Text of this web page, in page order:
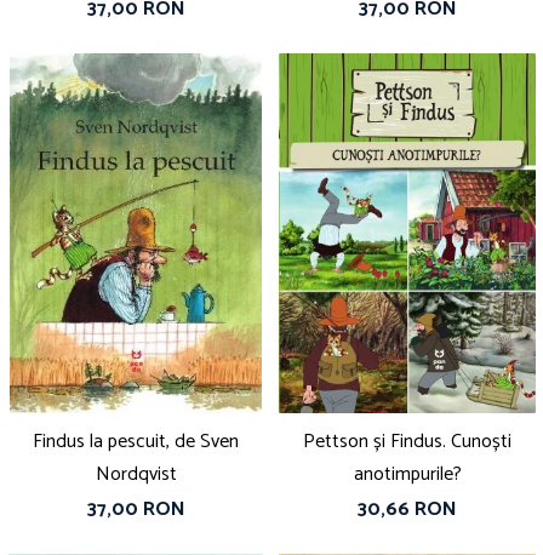
37,00 RON 37,00 RON
Findus la pescuit, de Sven
Nordqvist
37,00 RON
Pettson și Findus. Cunoști
anotimpurile?
30,66 RON